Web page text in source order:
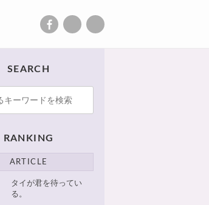
SEARCH
RANKING
ARTICLE
タイが君を待ってい
る。